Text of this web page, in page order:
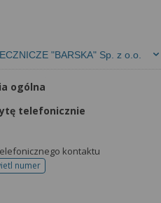
"BARSKA" Sp. z o.o.
ogólna
telefonicznie
kontaktu
numer
telefonu do rejestracji